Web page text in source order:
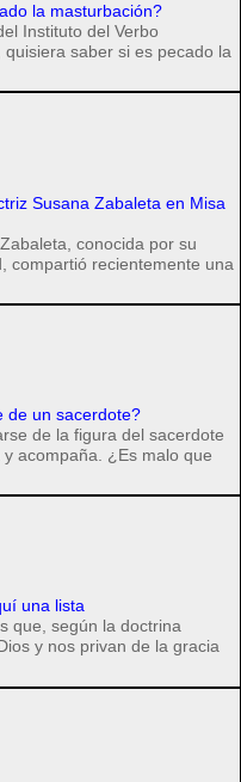
la masturbación?
Instituto del Verbo
saber si es pecado la
Susana Zabaleta en Misa
conocida por su
compartió recientemente una
de un sacerdote?
de la figura del sacerdote
acompaña. ¿Es malo que
una lista
que, según la doctrina
y nos privan de la gracia